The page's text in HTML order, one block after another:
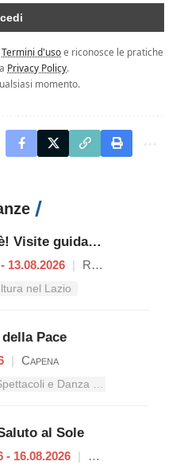
Termini d'usoe riconosce le pratiche
Privacy Policy.
momento.
Roma c'è! Visite guidate (anche per bambini) dal 5 al 13 agosto 2026
13.08.2026 | Roma
nel Lazio
Pace
| Capena
al Sole
- 16.08.2026 |